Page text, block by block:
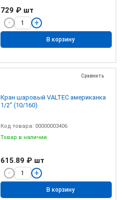
729 ₽ шт
В корзину
Сравнить
Кран шаровый VALTEC американка
1/2" (10/160)
Код товара: 00000003406
Товар в наличии
615.89 ₽ шт
В корзину